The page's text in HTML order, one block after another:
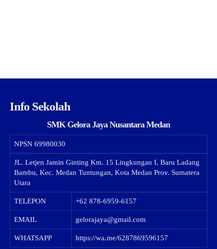
Info Sekolah
SMK Gelora Jaya Nusantara Medan
NPSN 69980030
JL. Letjen Jamin Ginting Km. 15 Lingkungan I, Baru Ladang
Bambu, Kec. Medan Tuntungan, Kota Medan Prov. Sumatera
Utara
TELEPON +62 878-6959-6157
EMAIL gelorajaya@gmail.com
WHATSAPP https://wa.me/6287869596157